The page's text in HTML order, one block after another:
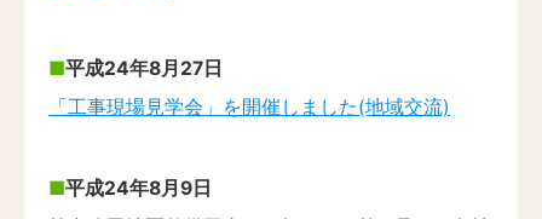
平成24年8月27日
「工事現場見学会」を開催しました(地域交流)
平成24年8月9日